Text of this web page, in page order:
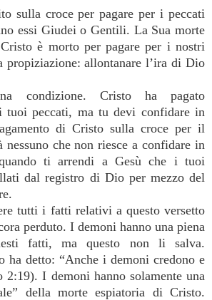
sulla croce per pagare per i peccati
essi Giudei o Gentili. La Sua morte
è morto per pagare per i nostri
propiziazione: allontanare l’ira di Dio
condizione. Cristo ha pagato
tuoi peccati, ma tu devi confidare in
di Cristo sulla croce per il
nessuno che non riesce a confidare in
ti arrendi a Gesù che i tuoi
dal registro di Dio per mezzo del
tutti i fatti relativi a questo versetto
perduto. I demoni hanno una piena
fatti, ma questo non li salva.
ha detto: “Anche i demoni credono e
2:19). I demoni hanno solamente una
della morte espiatoria di Cristo.